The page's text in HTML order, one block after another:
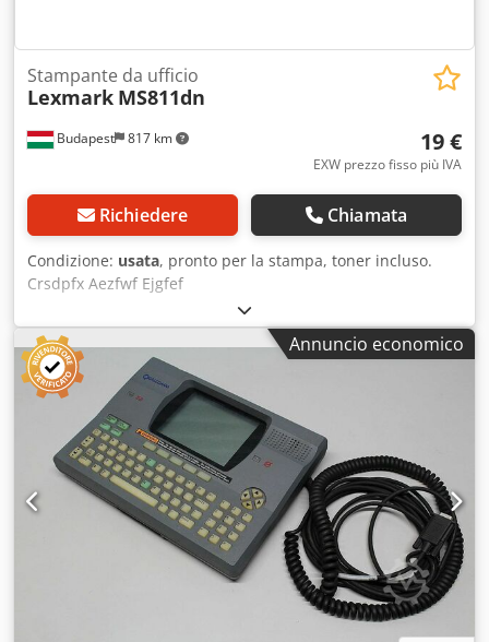
Budapest 817 km
Stampante da ufficio
Lexmark MS811dn
19 €
EXW prezzo fisso più IVA
Richiedere Chiamata
Condizione: usata, pronto per la stampa, toner incluso.
Crsdpfx Aezfwf Ejgfef
Annuncio economico